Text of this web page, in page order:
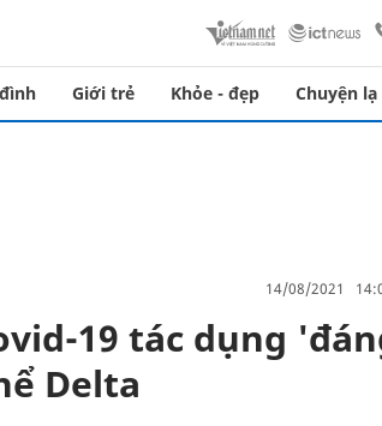
Giới trẻ Khỏe - đẹp Chuyện lạ
14/08/2021
19 tác dụng
Delta